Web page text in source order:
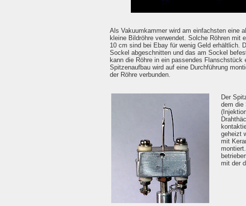
Als Vakuumkammer wird am einfachsten eine
kleine Bildröhre verwendet. Solche Röhren mit
10 cm sind bei Ebay für wenig Geld erhältlich.
Sockel abgeschnitten und das am Sockel
kann die Röhre in ein passendes Flanschstück
Spitzenaufbau wird auf eine Durchführung
der Röhre verbunden.
Der
dem die
geheizt
mit
mit der